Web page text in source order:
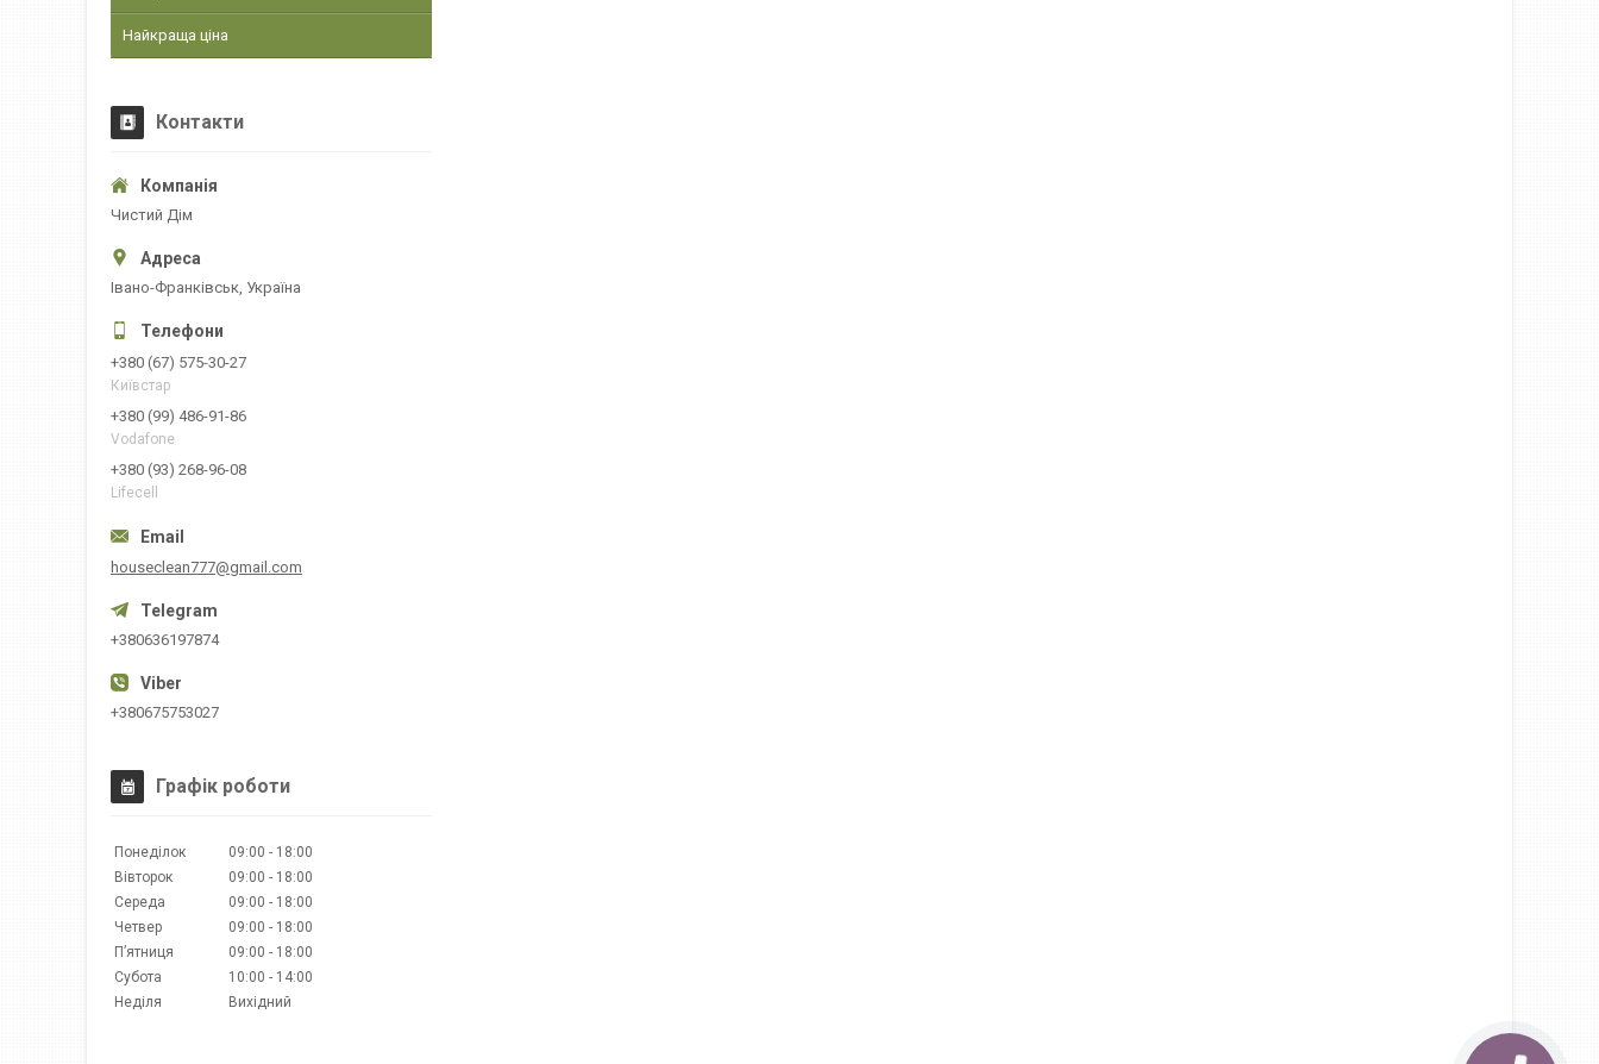
Найкраща ціна
Контакти
Чистий Дім
Івано-Франківськ, Україна
+380 (67) 575-30-27
Київстар
+380 (99) 486-91-86
Vodafone
+380 (93) 268-96-08
Lifecell
houseclean777@gmail.com
+380636197874
+380675753027
Графік роботи
Понеділок 09:00
18:00
Вівторок
09:00
18:00
Середа
09:00
18:00
Четвер
09:00
18:00
Пʼятниця
09:00
18:00
Субота
10:00
14:00
Неділя
Вихідний